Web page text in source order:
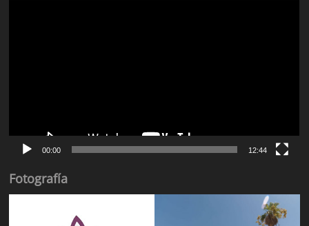
00:00 12:44
Fotografía